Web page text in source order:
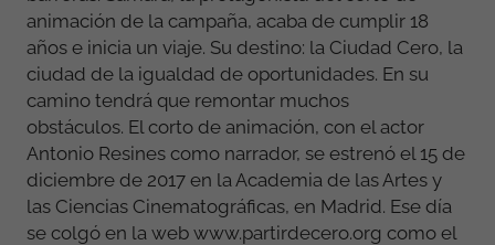
animación de la campaña, acaba de cumplir 18
años e inicia un viaje. Su destino: la Ciudad Cero, la
ciudad de la igualdad de oportunidades. En su
camino tendrá que remontar muchos
obstáculos. El corto de animación, con el actor
Antonio Resines como narrador, se estrenó el 15 de
diciembre de 2017 en la Academia de las Artes y
las Ciencias Cinematográficas, en Madrid. Ese día
se colgó en la web www.partirdecero.org como el